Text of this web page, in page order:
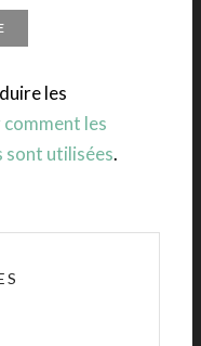
les
comment les
sont utilisées.